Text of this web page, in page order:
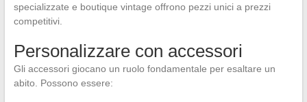
specializzate e boutique vintage offrono pezzi unici a prezzi
competitivi.
Personalizzare con accessori
Gli accessori giocano un ruolo fondamentale per esaltare un
abito. Possono essere: